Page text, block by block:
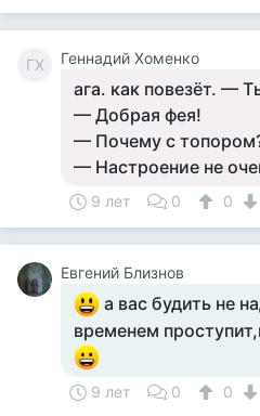
ГХ Геннадий Хоменко
ага. как повезёт. —
— Добрая фея!
— Почему с
— Настроение не
9 лет 0 0
Евгений Близнов
а вас будить не
временем
9 лет 0 0